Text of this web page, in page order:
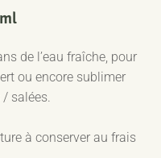
de l’eau fraîche, pour
ou encore sublimer
salées.
à conserver au frais